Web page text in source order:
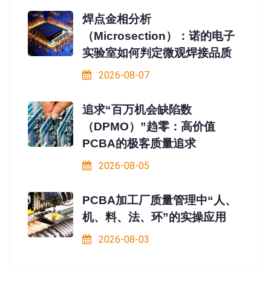
焊点金相分析
（Microsection）：诺的电子
实验室如何判定微观焊接品质
2026-08-07
追求“百万机会缺陷数
（DPMO）”趋零：高价值
PCBA的极客质量追求
2026-08-05
PCBA加工厂质量管理中“人、
机、料、法、环”的实操应用
2026-08-03